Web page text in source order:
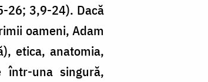
26; 3,9-24). Dacă
oameni, Adam
etica, anatomia,
într-una singură,